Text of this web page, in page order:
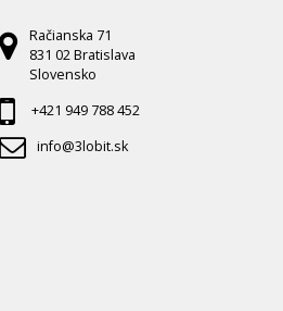
Račianska 71
831 02 Bratislava
Slovensko
+421 949 788 452
info@3lobit.sk